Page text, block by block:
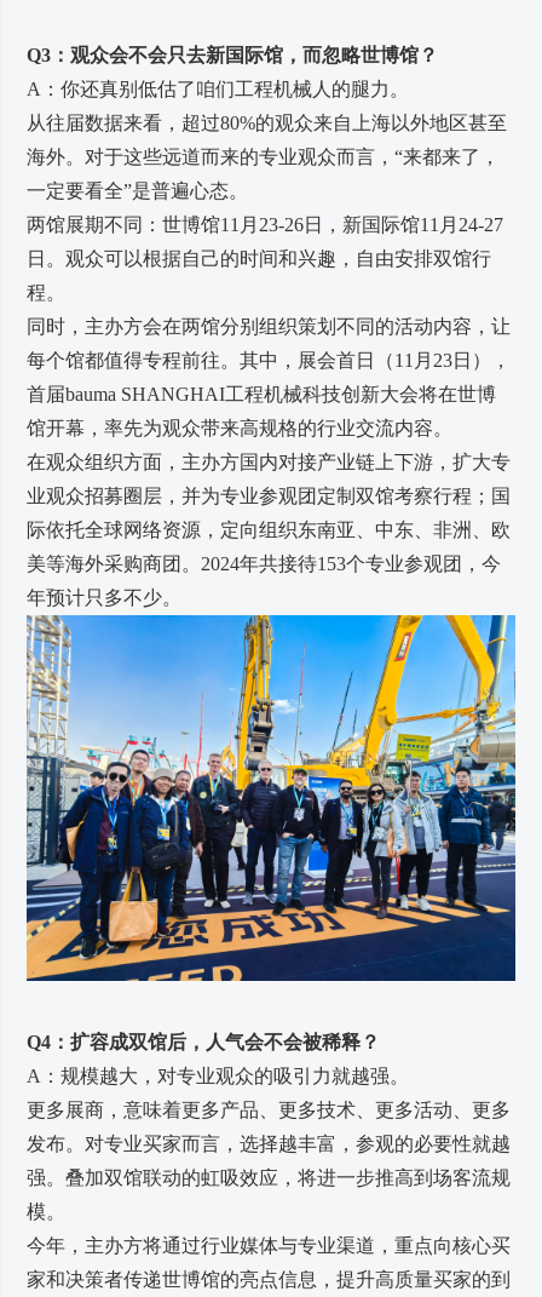
Q3：观众会不会只去新国际馆，而忽略世博馆？
A：你还真别低估了咱们工程机械人的腿力。
从往届数据来看，超过80%的观众来自上海以外地区甚至
海外。对于这些远道而来的专业观众而言，“来都来了，
一定要看全”是普遍心态。
两馆展期不同：世博馆11月23-26日，新国际馆11月24-27
日。观众可以根据自己的时间和兴趣，自由安排双馆行
程。
同时，主办方会在两馆分别组织策划不同的活动内容，让
每个馆都值得专程前往。其中，展会首日（11月23日），
首届bauma SHANGHAI工程机械科技创新大会将在世博
馆开幕，率先为观众带来高规格的行业交流内容。
在观众组织方面，主办方国内对接产业链上下游，扩大专
业观众招募圈层，并为专业参观团定制双馆考察行程；国
际依托全球网络资源，定向组织东南亚、中东、非洲、欧
美等海外采购商团。2024年共接待153个专业参观团，今
年预计只多不少。
Q4：扩容成双馆后，人气会不会被稀释？
A：规模越大，对专业观众的吸引力就越强。
更多展商，意味着更多产品、更多技术、更多活动、更多
发布。对专业买家而言，选择越丰富，参观的必要性就越
强。叠加双馆联动的虹吸效应，将进一步推高到场客流规
模。
今年，主办方将通过行业媒体与专业渠道，重点向核心买
家和决策者传递世博馆的亮点信息，提升高质量买家的到